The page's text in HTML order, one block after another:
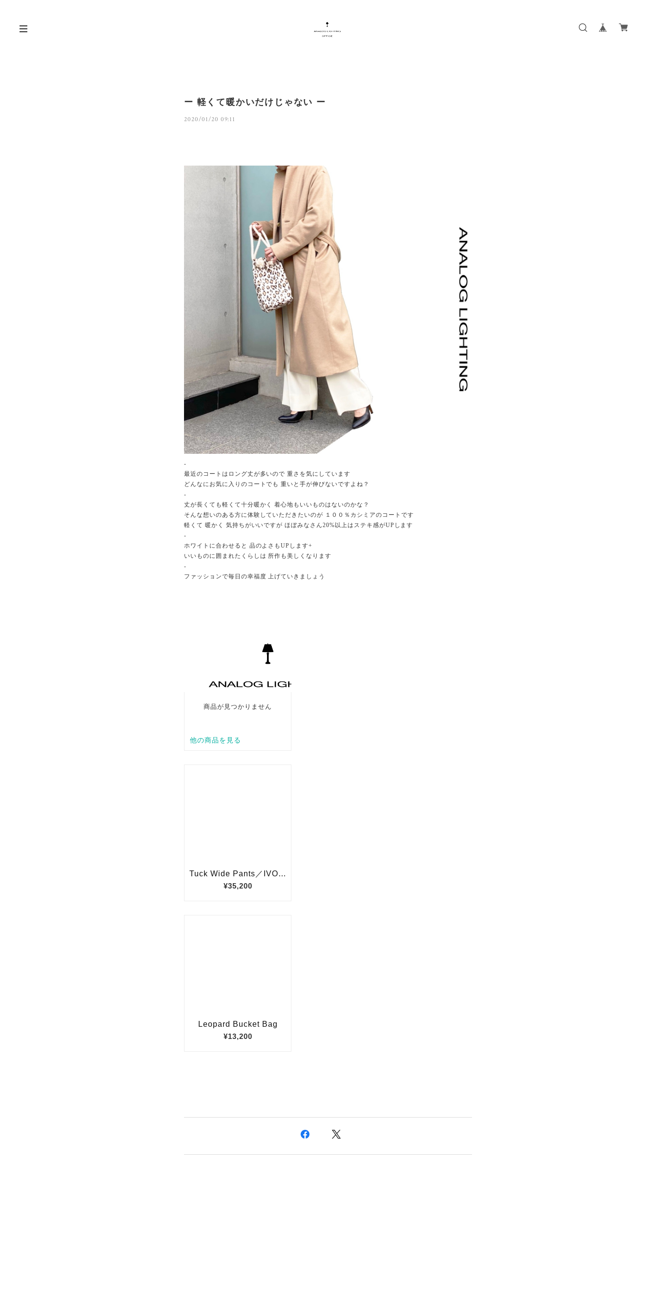
ー 軽くて暖かいだけじゃない ー
2020/01/20 09:11
-
最近のコートはロング丈が多いので 重さを気にしています
どんなにお気に入りのコートでも 重いと手が伸びないですよね？
-
丈が長くても軽くて十分暖かく 着心地もいいものはないのかな？
そんな想いのある方に体験していただきたいのが １００％カシミアのコートです
軽くて 暖かく 気持ちがいいですが ほぼみなさん20%以上はステキ感がUPします
-
ホワイトに合わせると 品のよさもUPします+
いいものに囲まれたくらしは 所作も美しくなります
-
ファッションで毎日の幸福度 上げていきましょう